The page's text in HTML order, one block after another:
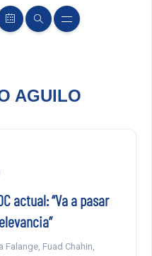
AGUILO
actual: “Va a pasar
Fuad Chahin,